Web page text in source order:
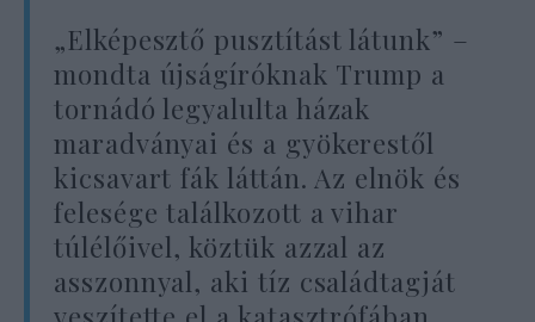
„Elképesztő pusztítást látunk” –
mondta újságíróknak Trump a
tornádó legyalulta házak
maradványai és a gyökerestől
kicsavart fák láttán. Az elnök és
felesége találkozott a vihar
túlélőivel, köztük azzal az
asszonnyal, aki tíz családtagját